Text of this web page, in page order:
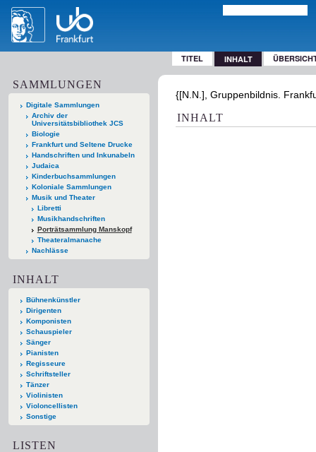
TITEL INHALT
SAMMLUNGEN
Digitale Sammlungen
Archiv der
Universitätsbibliothek JCS
Biologie
Frankfurt und Seltene Drucke
Handschriften und Inkunabeln
Judaica
Kinderbuchsammlungen
Koloniale Sammlungen
Musik und Theater
Libretti
Musikhandschriften
Porträtsammlung Manskopf
Theateralmanache
Nachlässe
INHALT
Bühnenkünstler
Dirigenten
Komponisten
Schauspieler
Sänger
Pianisten
Regisseure
Schriftsteller
Tänzer
Violinisten
Violoncellisten
Sonstige
LISTEN
{[N.N.], Gruppenbildnis.
INHALT